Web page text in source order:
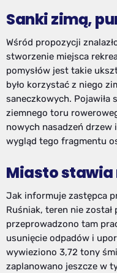
Sanki zimą,
Wśród propozycji
stworzenie miejsca
pomysłów jest takie
było korzystać z niego
saneczkowych. Pojawiła
ziemnego toru
nowych nasadzeń drzew
wygląd tego fragmentu
Miasto stawia
Jak informuje zastępca
Ruśniak, teren nie
przeprowadzono tam
usunięcie odpadów i
wywieziono 3,72 tony
zaplanowano jeszcze w